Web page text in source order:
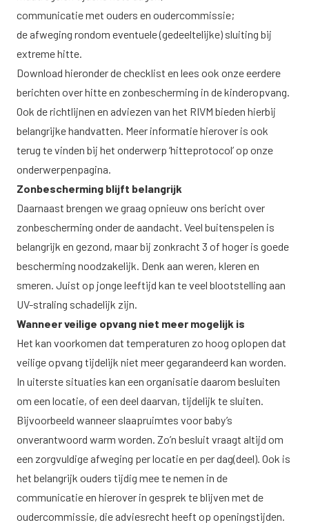
communicatie met ouders en oudercommissie;
de afweging rondom eventuele (gedeeltelijke) sluiting bij
extreme hitte.
Download hieronder de checklist en lees ook onze eerdere
berichten over hitte en zonbescherming in de kinderopvang.
Ook derichtlijnen en adviezen van het RIVM bieden hierbij
belangrijke handvatten. Meer informatie hierover is ook
terug te vinden bij het onderwerp ‘hitteprotocol’ op onze
onderwerpenpagina.
Zonbescherming blijft belangrijk
Daarnaast brengen we graag opnieuw ons bericht over
zonbescherming onder de aandacht. Veel buitenspelen is
belangrijk en gezond, maar bij zonkracht 3 of hoger is goede
bescherming noodzakelijk. Denk aan weren, kleren en
smeren. Juist op jonge leeftijd kan te veel blootstelling aan
UV-straling schadelijk zijn.
Wanneer veilige opvang niet meer mogelijk is
Het kan voorkomen dat temperaturen zo hoog oplopen dat
veilige opvang tijdelijk niet meer gegarandeerd kan worden.
In uiterste situaties kan een organisatie daarom besluiten
om een locatie, of een deel daarvan, tijdelijk te sluiten.
Bijvoorbeeld wanneer slaapruimtes voor baby’s
onverantwoord warm worden. Zo’n besluit vraagt altijd om
een zorgvuldige afweging per locatie en per dag(deel). Ook is
het belangrijk ouders tijdig mee te nemen in de
communicatie en hierover in gesprek te blijven met de
oudercommissie, die adviesrecht heeft op openingstijden.